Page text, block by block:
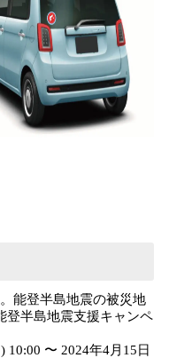
能登半島地震の被災地
登半島地震支援キャンペ
10:00 〜 2024年4月15日